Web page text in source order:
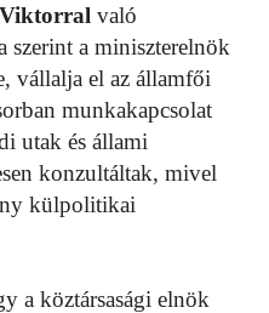
való
szerint a miniszterelnök
vállalja el az államfői
munkakapcsolat
utak és állami
konzultáltak, mivel
külpolitikai
a köztársasági elnök